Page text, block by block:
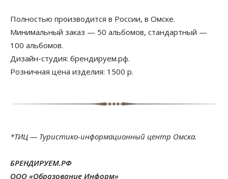
Полностью производится в России, в Омске.
Минимальный заказ — 50 альбомов, стандартный —
100 альбомов.
Дизайн-студия: брендируем.рф.
Розничная цена изделия: 1500 р.
*ТИЦ — Туристико-информационный центр Омска.
БРЕНДИРУЕМ.РФ
ООО «Образование Информ»